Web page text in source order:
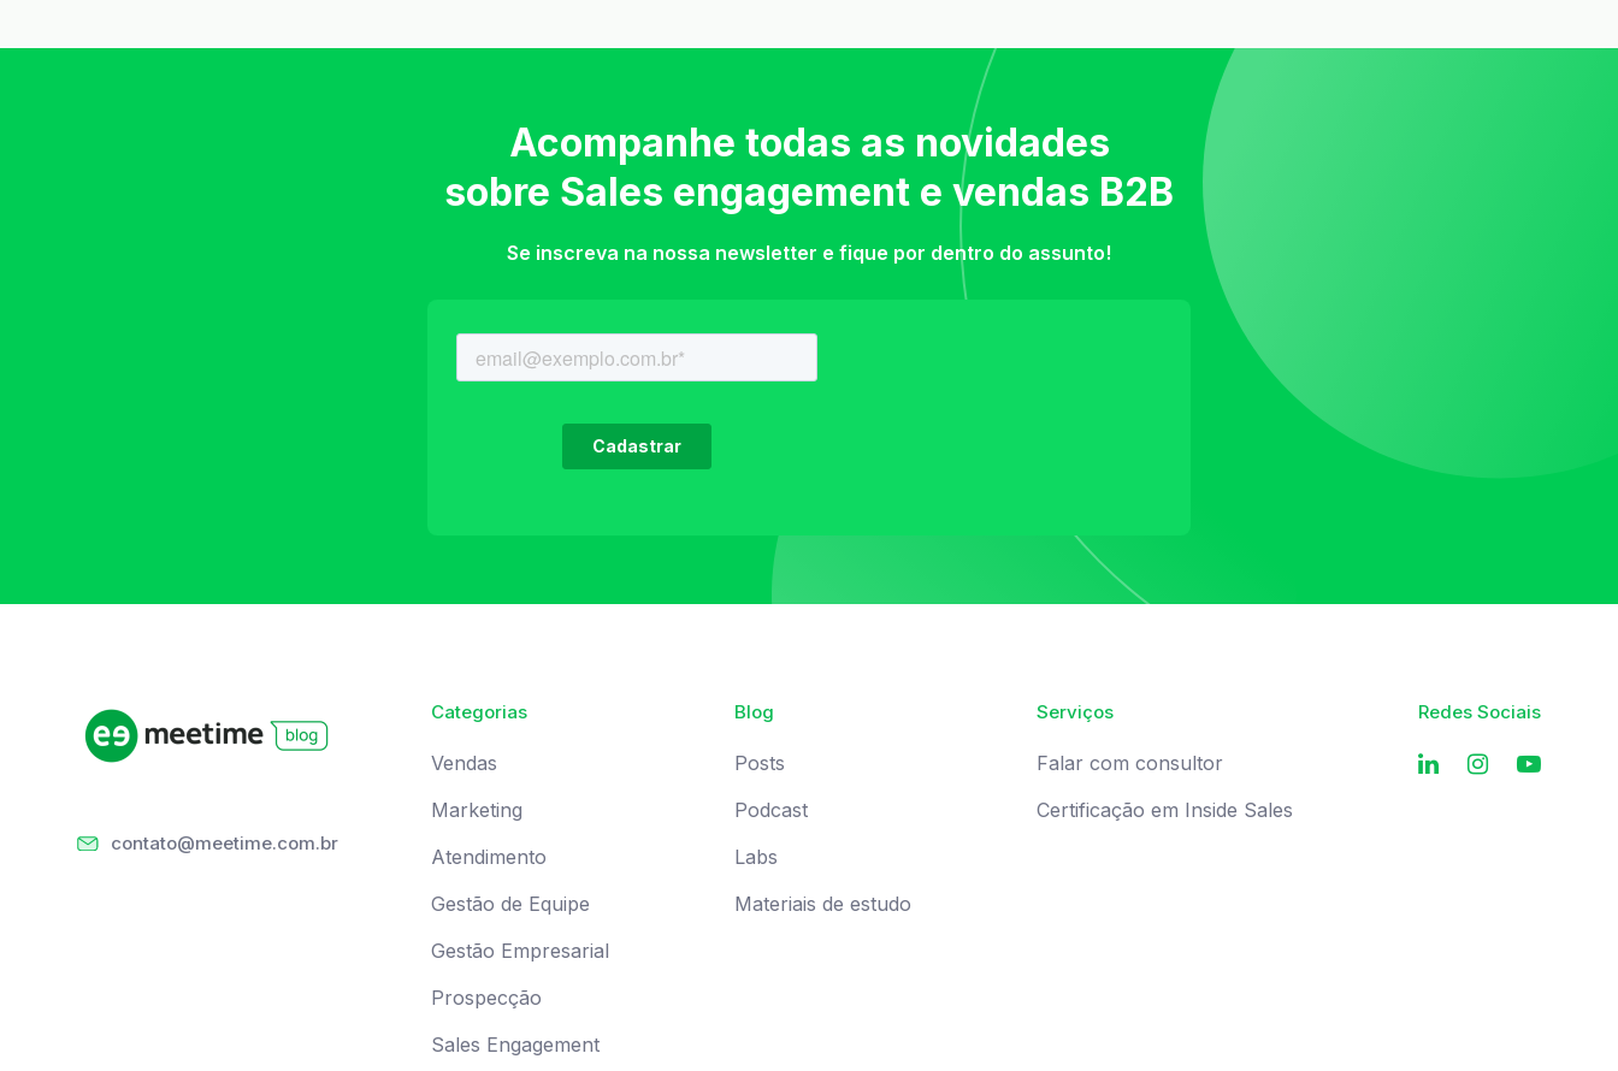
Acompanhe todas as novidades
sobre Sales engagement e vendas B2B
Se inscreva na nossa newsletter e fique por dentro do assunto!
contato@meetime.com.br
Categorias
Vendas
Marketing
Atendimento
Gestão de Equipe
Gestão Empresarial
Prospecção
Sales Engagement
Blog
Posts
Podcast
Labs
Materiais de estudo
Serviços
Falar com consultor
Certificação em Inside Sales
Redes Sociais